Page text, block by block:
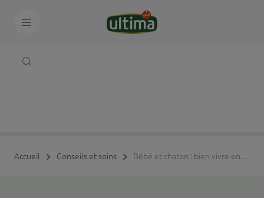
Accueil Conseils et soins Bébé et chaton : bien vivre ensemble